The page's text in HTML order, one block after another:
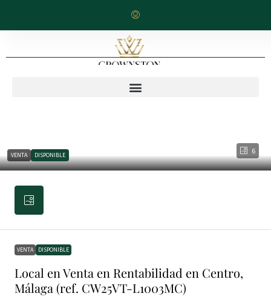
6
VENTA DISPONIBLE
VENTA DISPONIBLE
Local en Venta en Rentabilidad en Centro,
Málaga (ref. CW25VT-L1003MC)